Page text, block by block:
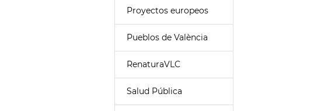
Proyectos europeos
Pueblos de València
RenaturaVLC
Salud Pública